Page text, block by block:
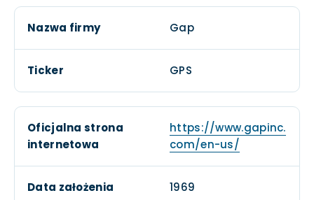
Nazwa firmy Gap
Ticker GPS
Oficjalna strona
internetowa
https://www.gapinc.
com/en-us/
Data założenia 1969